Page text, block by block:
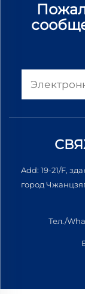
Add: 19-21/F,
город
Тел./